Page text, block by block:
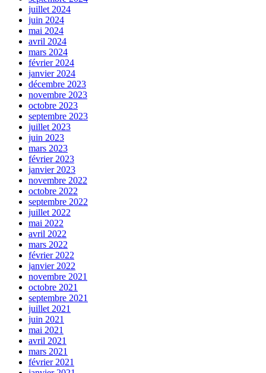
juillet 2024
juin 2024
mai 2024
avril 2024
mars 2024
février 2024
janvier 2024
décembre 2023
novembre 2023
octobre 2023
septembre 2023
juillet 2023
juin 2023
mars 2023
février 2023
janvier 2023
novembre 2022
octobre 2022
septembre 2022
juillet 2022
mai 2022
avril 2022
mars 2022
février 2022
janvier 2022
novembre 2021
octobre 2021
septembre 2021
juillet 2021
juin 2021
mai 2021
avril 2021
mars 2021
février 2021